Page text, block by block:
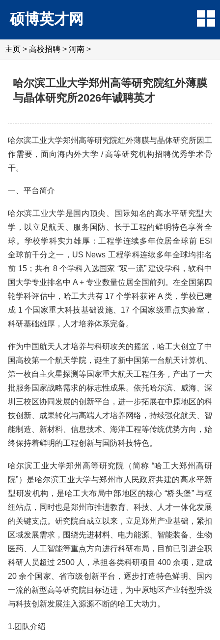
硕博英才网
主页 > 高校招聘 > 河南 >
哈尔滨工业大学郑州高等研究院红外薄膜
与晶体研究所2026年诚聘英才
哈尔滨工业大学郑州高等研究院红外薄膜与晶体研究所因工
作需要，面向海内外大学 / 高等研究机构招聘优秀学术骨
干。
一、平台简介
哈尔滨工业大学是国内顶尖、国际知名的高水平研究型大
学，以立足航天、服务国防、长于工程的鲜明特色享誉全
球。学校学科实力雄厚：工程学连续多年位居全球前 ESl
全球前千分之一，US News 工程学科连续多年全球均排名
前 15；共有 8 个学科入选国家 “双一流” 建设学科，软科中
国大学专业排名中 A + 专业数量位居全国前列。在全国第四
轮学科评估中，哈工大共有 17 个学科获评 A 类，学校已建
成 1 个国家重大科技基础设施、17 个国家级重点实验室，
科研基础雄厚，人才培养体系完备。
作为中国航天人才培养与科研攻关的摇篮，哈工大创立了中
国高校第一个航天学院，诞生了新中国第一台航天计算机、
第一枚自主火星探测等国家重大航天工程任务，产出了一大
批服务国家战略需求的标志性成果。依托哈尔滨、威海、深
圳三校区协同发展的创新平台，进一步拓展在中原地区的科
技创新、成果转化与高端人才培养网络，持续强化航天、智
能制造、新材料、信息技术、海洋工程等传统优势方向，始
终保持着鲜明的工程创新与国防科技特色。
哈尔滨工业大学郑州高等研究院（简称 “哈工大郑州高研
院”）是哈尔滨工业大学与郑州市人民政府共建的高水平新
型研发机构，是哈工大布局中部地区的核心 “桥头堡” 与枢
纽站点，同时也是郑州市推进教育、科技、人才一体化发展
的关键支点。研究院自成立以来，立足郑州产业基础，紧扣
区域发展需求，围绕先进材料、电力能源、智能装备、生物
医药、人工智能等重点方向进行科研布局，目前已引进全职
科研人员超过 2500 人，承担各类科研项目 400 余项，建成
20 余个国家、省市级创新平台，逐步打造特色鲜明、国内
一流的新型高等研究院目标迈进，为中原地区产业转型升级
与科技创新发展注入源源不断的哈工大动力。
1.团队介绍